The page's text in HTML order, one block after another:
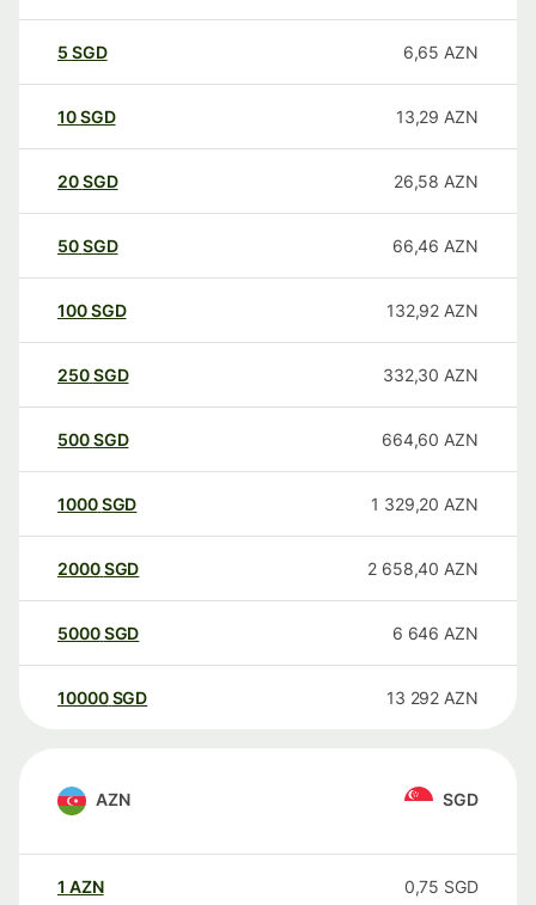
5 SGD 6,65 AZN
10SGD 13,29 AZN
20SGD 26,58 AZN
50SGD 66,46 AZN
100SGD 132,92 AZN
250SGD 332,30 AZN
500SGD 664,60 AZN
1000SGD 1 329,20 AZN
2000SGD 2 658,40 AZN
5000SGD 6 646 AZN
10000 SGD 13 292 AZN
AZN SGD
1 AZN 0,75 SGD